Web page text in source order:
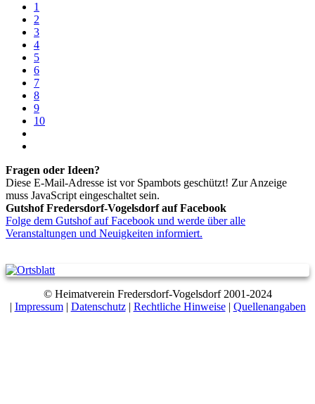
1
2
3
4
5
6
7
8
9
10
Fragen oder Ideen?
Diese E-Mail-Adresse ist vor Spambots geschützt! Zur Anzeige
muss JavaScript eingeschaltet sein.
Gutshof Fredersdorf-Vogelsdorf auf Facebook
Folge dem Gutshof auf Facebook und werde über alle
Veranstaltungen und Neuigkeiten informiert.
© Heimatverein Fredersdorf-Vogelsdorf 2001-2024
| Impressum| Datenschutz| Rechtliche Hinweise| Quellenangaben